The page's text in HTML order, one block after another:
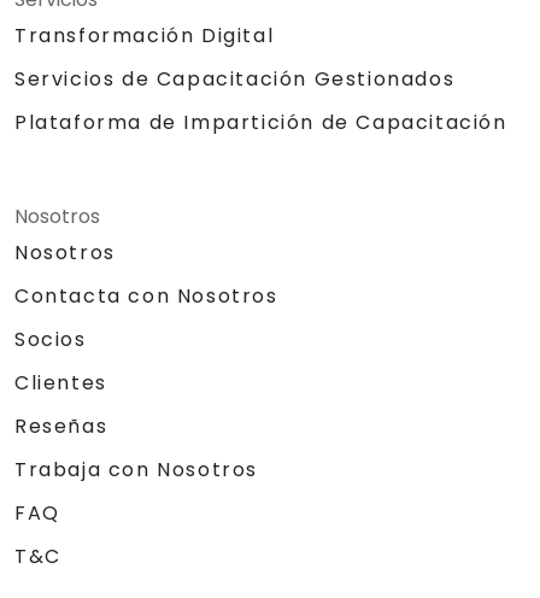
Transformación Digital
Servicios de Capacitación Gestionados
Plataforma de Impartición de Capacitación
Nosotros
Nosotros
Contacta con Nosotros
Socios
Clientes
Reseñas
Trabaja con Nosotros
FAQ
T&C